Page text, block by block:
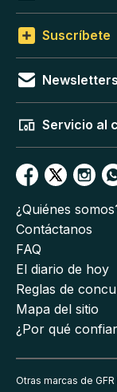
Suscríbete
Newsletters
Servicio al
¿Quiénes
Contáctanos
FAQ
El diario de hoy
Reglas de
Mapa del sitio
¿Por qué
Otras marcas de